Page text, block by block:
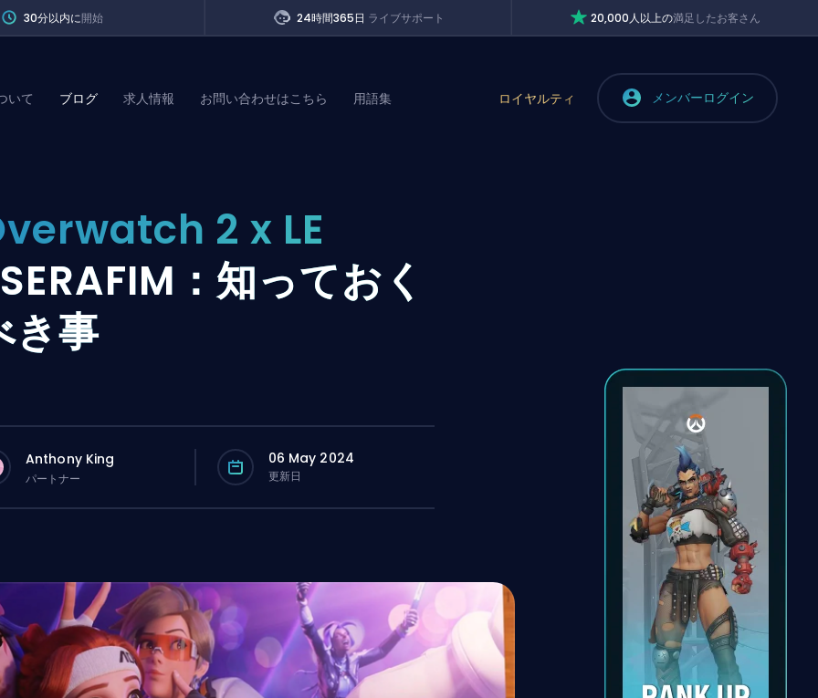
30分以内に開始 24時間365日 ライブサポート 20,000人以上の満足したお客さん
いて ブログ 求人情報 お問い合わせはこちら 用語集 ロイヤルティ メンバーログイン
2 x LE
：知っておく
き事
Anthony King
パートナー
06 May 2024
更新日